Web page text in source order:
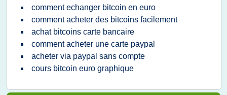
comment echanger bitcoin en euro
comment acheter des bitcoins facilement
achat bitcoins carte bancaire
comment acheter une carte paypal
acheter via paypal sans compte
cours bitcoin euro graphique